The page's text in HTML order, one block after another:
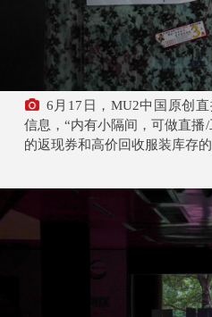
6月17日，MU2中国原创
信息，“内有小隔间，可做直播
的返现券和高价回收服装库存的